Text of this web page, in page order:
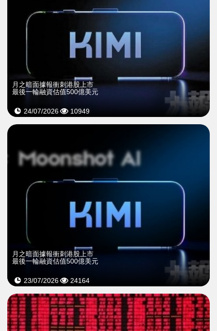
月之暗面據報衝刺港股上市
最後一輪融資估值500億美元
24/07/2026 10949
月之暗面據報衝刺港股上市
最後一輪融資估值500億美元
23/07/2026 24164